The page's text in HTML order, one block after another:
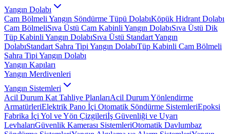
Yangın Dolabı
Cam Bölmeli Yangın Söndürme Tüpü DolabıKöpük Hidrant Dolabı
Cam BölmeliSıva Üstü Cam Kabinli Yangın DolabıSıva Üstü Dik
Tüp Kabinli Yangın DolabıSıva Üstü Standart Yangın
DolabıStandart Sahra Tipi Yangın DolabıTüp Kabinli Cam Bölmeli
Sahra Tipi Yangın Dolabı
Yangın Kapıları
Yangın Merdivenleri
Yangın Sistemleri
Acil Durum Kat Tahliye PlanlarıAcil Durum Yönlendirme
ArmatürleriElektrik Pano İçi Otomatik Söndürme SistemleriEpoksi
Fabrika İçi Yol ve Yön Çizgileriİş Güvenliği ve Uyarı
LevhalarıGüvenlik Kamerası SistemleriOtomatik Davlumbaz